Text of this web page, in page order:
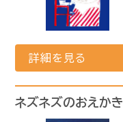
詳細を見る
ネズネズのおえかき